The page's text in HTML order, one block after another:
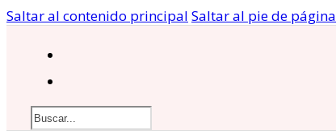
Saltar al contenido principal Saltar al pie de página
Buscar